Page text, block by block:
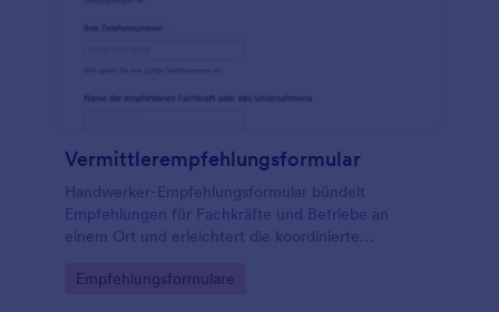
Vermittlerempfehlungsformular
Handwerker-Empfehlungsformular bündelt
Empfehlungen für Fachkräfte und Betriebe an
einem Ort und erleichtert die koordinierte
private Vorhaben über Jotform.
Go to Category:
Empfehlungsformulare